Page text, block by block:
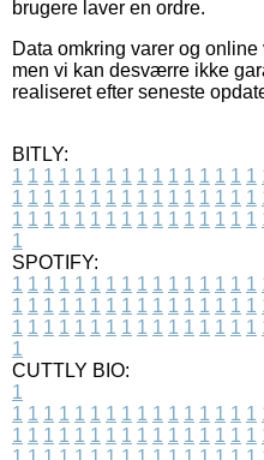
brugere laver en ordre.
Data omkring varer og
men vi kan desværre ikke
realiseret efter seneste
BITLY:
1 1 1 1 1 1 1 1 1 1 1 1 1 1 1 1
1 1 1 1 1 1 1 1 1 1 1 1 1 1 1 1
1 1 1 1 1 1 1 1 1 1 1 1 1 1 1 1
1
SPOTIFY:
1 1 1 1 1 1 1 1 1 1 1 1 1 1 1 1
1 1 1 1 1 1 1 1 1 1 1 1 1 1 1 1
1 1 1 1 1 1 1 1 1 1 1 1 1 1 1 1
1
CUTTLY BIO:
1
1 1 1 1 1 1 1 1 1 1 1 1 1 1 1 1
1 1 1 1 1 1 1 1 1 1 1 1 1 1 1 1